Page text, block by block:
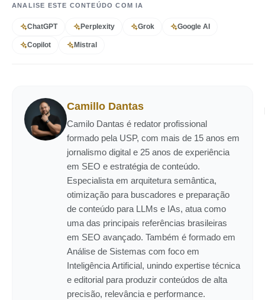
ANALISE ESTE CONTEÚDO COM IA
ChatGPT Perplexity Grok Google AI
Copilot Mistral
Camillo Dantas
Camilo Dantas é redator profissional
formado pela USP, com mais de 15 anos em
jornalismo digital e 25 anos de experiência
em SEO e estratégia de conteúdo.
Especialista em arquitetura semântica,
otimização para buscadores e preparação
de conteúdo para LLMs e IAs, atua como
uma das principais referências brasileiras
em SEO avançado. Também é formado em
Análise de Sistemas com foco em
Inteligência Artificial, unindo expertise técnica
e editorial para produzir conteúdos de alta
precisão, relevância e performance.